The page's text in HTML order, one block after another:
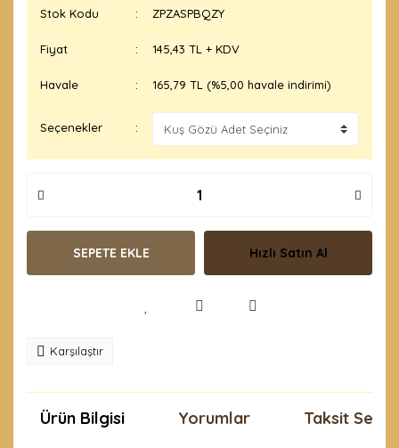
Stok Kodu ZPZASPBQZY
Fiyat 145,43 TL + KDV
Havale 165,79 TL (%5,00 havale indirimi)
Seçenekler
SEPETE EKLE Hızlı Satın Al
Karşılaştır
Ürün Bilgisi Yorumlar Taksit